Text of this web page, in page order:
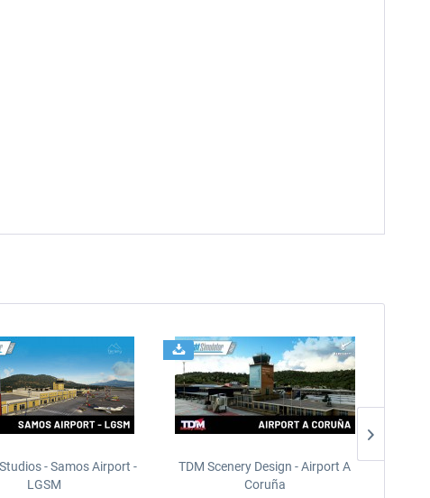
- Samos Airport -
LGSM
TDM Scenery Design - Airport A
Coruña